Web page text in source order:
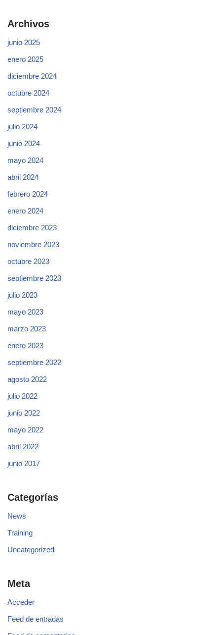
Archivos
junio 2025
enero 2025
diciembre 2024
octubre 2024
septiembre 2024
julio 2024
junio 2024
mayo 2024
abril 2024
febrero 2024
enero 2024
diciembre 2023
noviembre 2023
octubre 2023
septiembre 2023
julio 2023
mayo 2023
marzo 2023
enero 2023
septiembre 2022
agosto 2022
julio 2022
junio 2022
mayo 2022
abril 2022
junio 2017
Categorías
News
Training
Uncategorized
Meta
Acceder
Feed de entradas